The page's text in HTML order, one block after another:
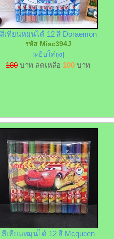
สีเทียนหมุนได้ 12 สี Doraemon
รหัส Misc394J
[หยิบใส่ถุง]
180บาท ลดเหลือ 100 บาท
สีเทียนหมุนได้ 12 สี Mcqueen